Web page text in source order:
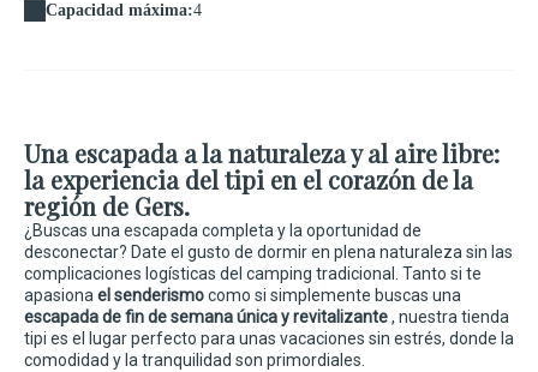
Capacidad máxima:4
Una escapada a la naturaleza y al aire libre:
la experiencia del tipi en el corazón de la
región de Gers.
¿Buscas una escapada completa y la oportunidad de
desconectar? Date el gusto de dormir en plena naturaleza sin las
complicaciones logísticas del camping tradicional. Tanto si te
apasionael senderismocomo si simplemente buscas una
escapada de fin de semana única y revitalizante, nuestra tienda
tipi es el lugar perfecto para unas vacaciones sin estrés, donde la
comodidad y la tranquilidad son primordiales.